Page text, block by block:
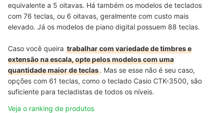
equivalente a 5 oitavas. Há também os modelos de teclados
com 76 teclas, ou 6 oitavas, geralmente com custo mais
elevado. Já os modelos de piano digital possuem 88 teclas.
Caso você queira trabalhar com variedade de timbres e
extensão na escala, opte pelos modelos com uma
quantidade maior de teclas. Mas se esse não é seu caso,
opções com 61 teclas, como o teclado Casio CTK-3500, são
suficiente para tecladistas de todos os níveis.
Veja o ranking de produtos